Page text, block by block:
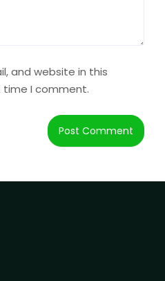
and website in this
I comment.